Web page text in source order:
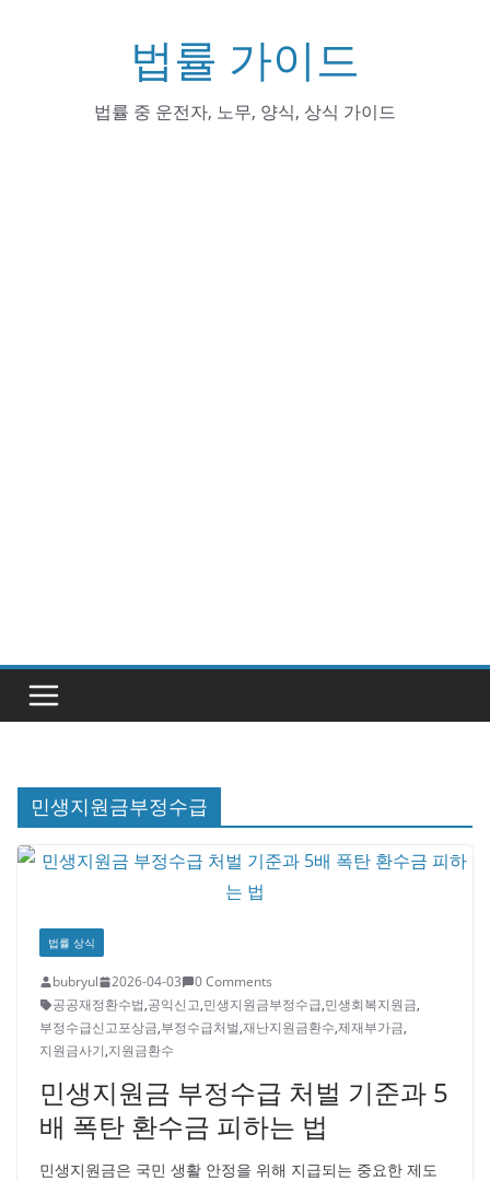
법률 가이드
법률 중 운전자, 노무, 양식, 상식 가이드
민생지원금부정수급
법률 상식
bubryul 2026-04-03
0 Comments
공공재정환수법,공익신고,민생지원금부정수급,민생회복지원금,
부정수급신고포상금,부정수급처벌,재난지원금환수,제재부가금,
지원금사기,지원금환수
민생지원금 부정수급 처벌 기준과 5
배 폭탄 환수금 피하는 법
민생지원금은 국민 생활 안정을 위해 지급되는 중요한 제도